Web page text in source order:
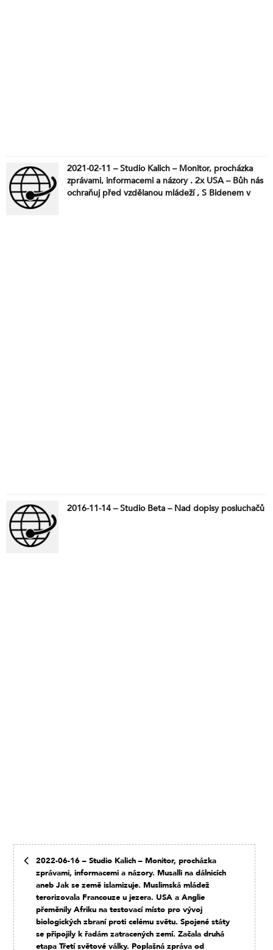
2021-02-11 – Studio Kalich – Monitor, procházka
zprávami, informacemi a názory . 2x USA – Bůh nás
ochraňuj před vzdělanou mládeží , S Bidenem v
2016-11-14 – Studio Beta – Nad dopisy posluchačů
2022-06-16 – Studio Kalich – Monitor, procházka
zprávami, informacemi a názory. Musalli na dálnicích
aneb Jak se země islamizuje. Muslimská mládež
terorizovala Francouze u jezera. USA a Anglie
přeměnily Afriku na testovací místo pro vývoj
biologických zbraní proti celému světu. Spojené státy
se připojily k řadám zatracených zemí. Začala druhá
etapa Třetí světové války. Poplašná zpráva od